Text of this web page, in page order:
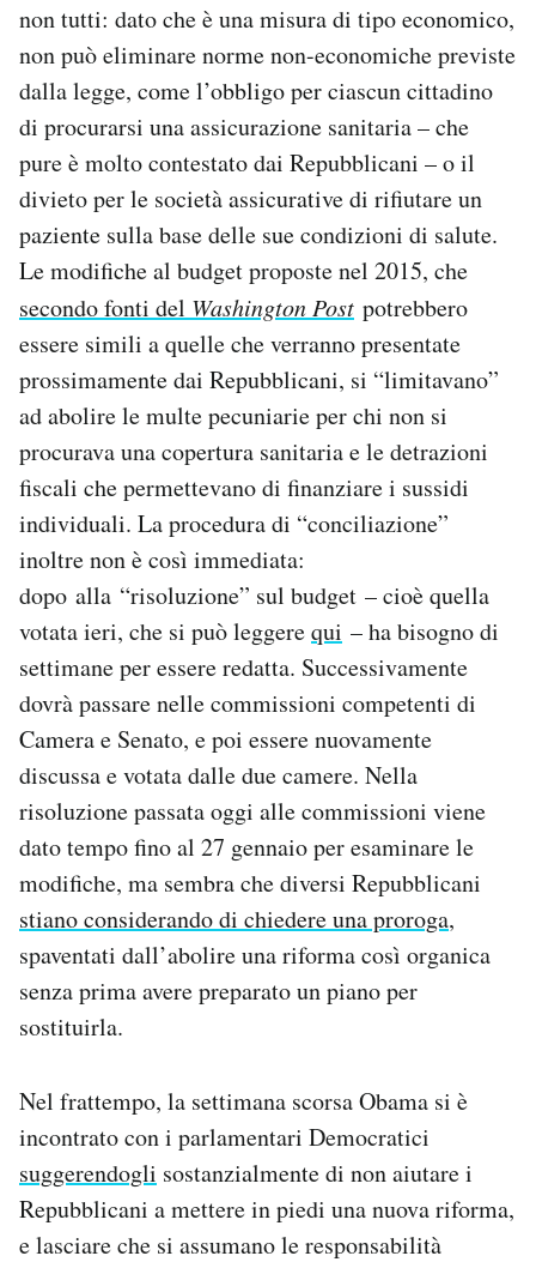
non tutti: dato che è una misura di tipo economico,
non può eliminare norme non-economiche previste
dalla legge, come l’obbligo per ciascun cittadino
di procurarsi una assicurazione sanitaria – che
pure è molto contestato dai Repubblicani – o il
divieto per le società assicurative di rifiutare un
paziente sulla base delle sue condizioni di salute.
Le modifiche al budget proposte nel 2015, che
secondo fonti del Washington Post potrebbero
essere simili a quelle che verranno presentate
prossimamente dai Repubblicani, si “limitavano”
ad abolire le multe pecuniarie per chi non si
procurava una copertura sanitaria e le detrazioni
fiscali che permettevano di finanziare i sussidi
individuali. La procedura di “conciliazione”
inoltre non è così immediata:
dopo alla “risoluzione” sul budget – cioè quella
votata ieri, che si può leggerequi – ha bisogno di
settimane per essere redatta. Successivamente
dovrà passare nelle commissioni competenti di
Camera e Senato, e poi essere nuovamente
discussa e votata dalle due camere. Nella
risoluzione passata oggi alle commissioni viene
dato tempo fino al 27 gennaio per esaminare le
modifiche, ma sembra che diversi Repubblicani
stiano considerando di chiedere una proroga,
spaventati dall’abolire una riforma così organica
senza prima avere preparato un piano per
sostituirla.
Nel frattempo, la settimana scorsa Obama si è
incontrato con i parlamentari Democratici
suggerendogli sostanzialmente di non aiutare i
Repubblicani a mettere in piedi una nuova riforma,
e lasciare che si assumano le responsabilità